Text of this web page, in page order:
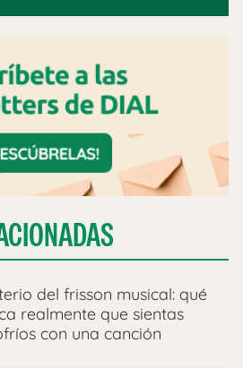
del frisson musical: qué
realmente que sientas
con una canción